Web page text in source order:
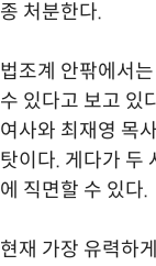
종 처분한다.
법조계 안팎에서
수 있다고 보고 있
여사와 최재영 목
탓이다. 게다가 두
에 직면할 수 있다.
현재 가장 유력하